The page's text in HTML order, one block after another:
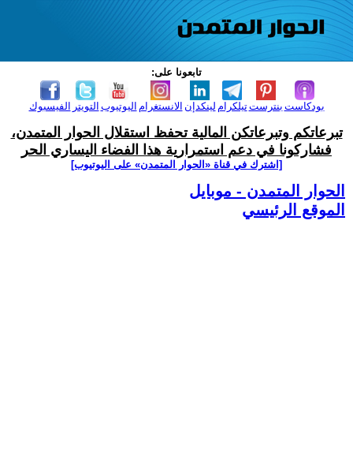
تابعونا على:
الفيسبوك التويتر اليوتيوب الانستغرام لينكدإن تيلكرامبنترست بودكاست
تبرعاتكم وتبرعاتكن المالية تحفظ استقلال الحوار المتمدن،
فشاركونا في دعم استمرارية هذا الفضاء اليساري الحر
[اشترك في قناة ‫«الحوار المتمدن» على اليوتيوب]
الحوار المتمدن - موبايل
الموقع الرئيسي